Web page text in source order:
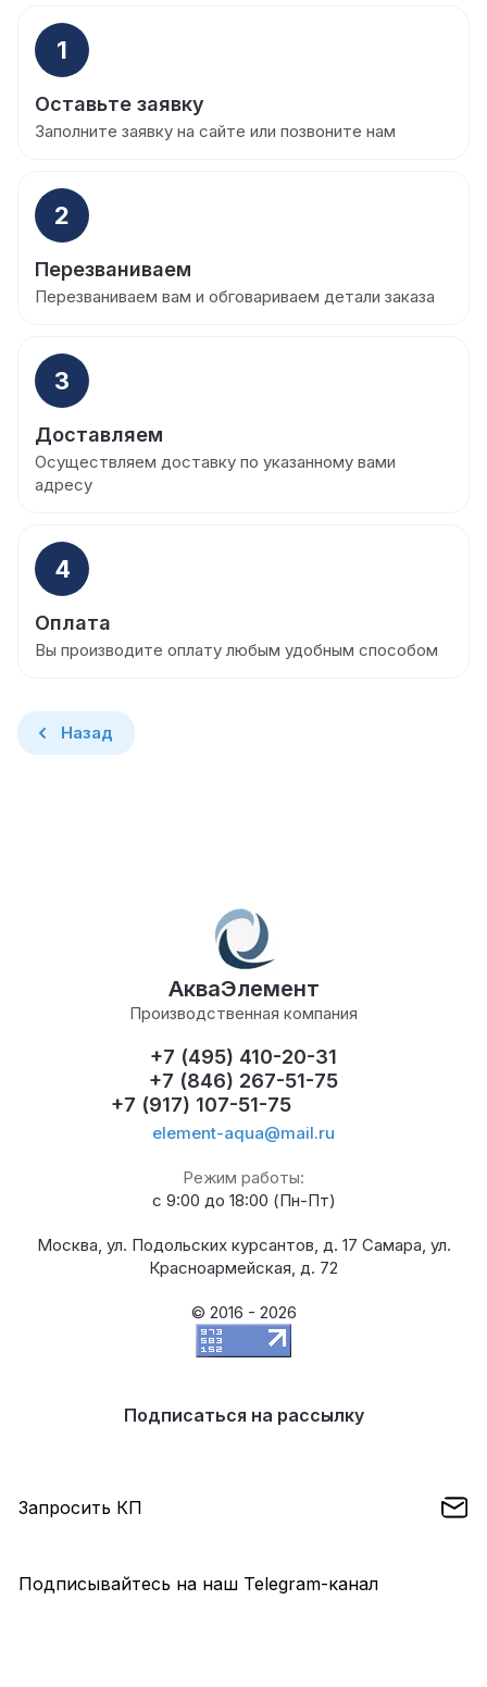
1
Оставьте заявку
Заполните заявку на сайте или позвоните нам
2
Перезваниваем
Перезваниваем вам и обговариваем детали заказа
3
Доставляем
Осуществляем доставку по указанному вами
адресу
4
Оплата
Вы производите оплату любым удобным способом
Назад
АкваЭлемент
Производственная компания
+7 (495) 410-20-31
+7 (846) 267-51-75
+7 (917) 107-51-75
element-aqua@mail.ru
Режим работы:
с 9:00 до 18:00 (Пн-Пт)
Москва, ул. Подольских курсантов, д. 17 Самара, ул.
Красноармейская, д. 72
© 2016 - 2026
Подписаться на рассылку
Запросить КП
Подписывайтесь на наш Telegram-канал